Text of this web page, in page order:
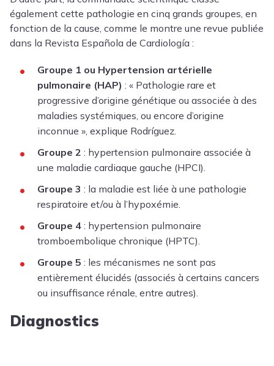
également cette pathologie en cinq grands groupes, en
fonction de la cause, comme le montre une revue publiée
dans la Revista Española de Cardiología :
Groupe 1 ou Hypertension artérielle
pulmonaire (HAP) : « Pathologie rare et
progressive d’origine génétique ou associée à des
maladies systémiques, ou encore d’origine
inconnue », explique Rodríguez.
Groupe 2 : hypertension pulmonaire associée à
une maladie cardiaque gauche (HPCI).
Groupe 3 : la maladie est liée à une pathologie
respiratoire et/ou à l’hypoxémie.
Groupe 4 : hypertension pulmonaire
tromboembolique chronique (HPTC).
Groupe 5 : les mécanismes ne sont pas
entièrement élucidés (associés à certains cancers
ou insuffisance rénale, entre autres).
Diagnostics